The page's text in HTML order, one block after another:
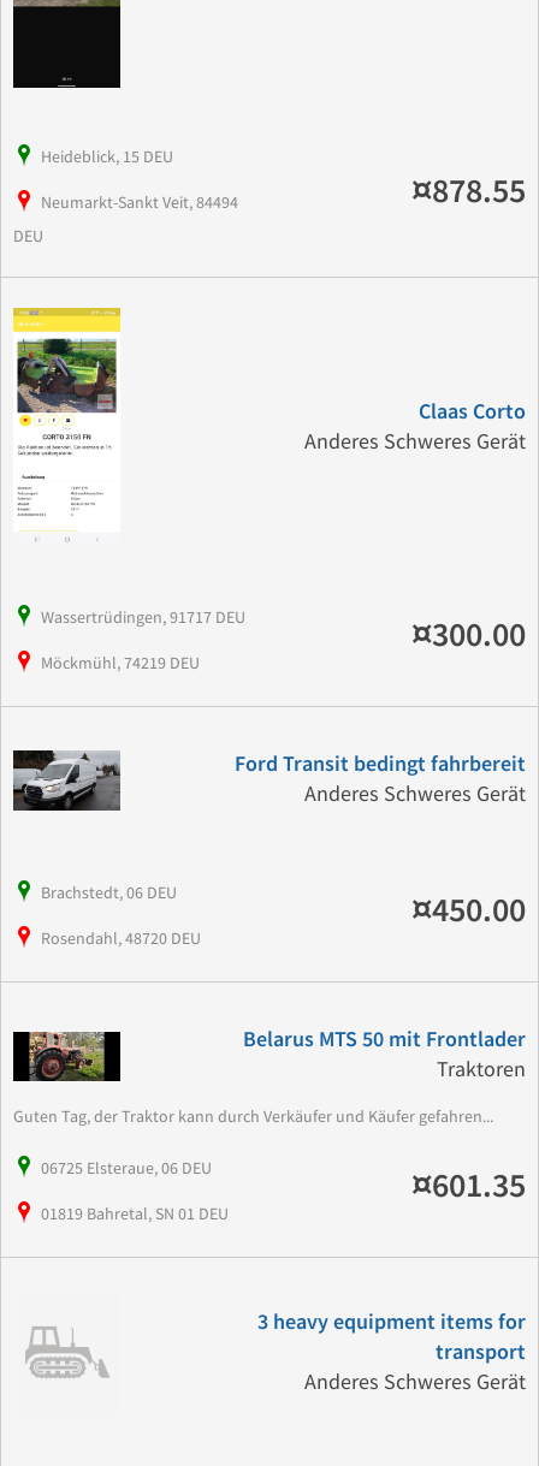
Heideblick, 15 DEU
Neumarkt-Sankt Veit, 84494
DEU
¤878.55
Claas Corto
Anderes Schweres Gerät
Wassertrüdingen, 91717 DEU
Möckmühl, 74219 DEU
¤300.00
Ford Transit bedingt fahrbereit
Anderes Schweres Gerät
Brachstedt, 06 DEU
Rosendahl, 48720 DEU
¤450.00
Belarus MTS 50 mit Frontlader
Traktoren
Guten Tag, der Traktor kann durch Verkäufer und Käufer gefahren...
06725 Elsteraue, 06 DEU
01819 Bahretal, SN 01 DEU
¤601.35
3 heavy equipment items for
transport
Anderes Schweres Gerät